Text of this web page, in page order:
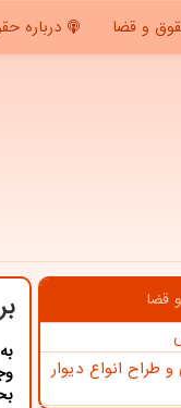
و قضا درباره
قضا
طراح انواع دیوار